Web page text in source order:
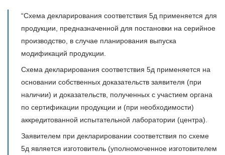
“Схема декларирования соответствия 5д применяется для
продукции, предназначенной для постановки на серийное
производство, в случае планирования выпуска
модификаций продукции.
Схема декларирования соответствия 5д применяется на
основании собственных доказательств заявителя (при
наличии) и доказательств, полученных с участием органа
по сертификации продукции и (при необходимости)
аккредитованной испытательной лаборатории (центра).
Заявителем при декларировании соответствия по схеме
5д является изготовитель (уполномоченное изготовителем